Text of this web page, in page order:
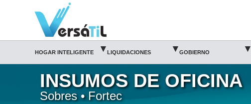
Fortec/Sobres/Insumos de oficina(1)|Versátil TI
HOGAR INTELIGENTE ▾ LIQUIDACIONES ▾ GOBIERNO ▾
INSUMOS DE OFICINA
Sobres • Fortec